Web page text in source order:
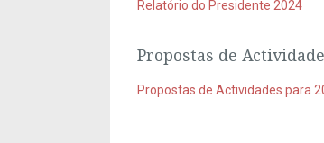
Relatório do Presidente 2024
Propostas de
Propostas de Actividades para